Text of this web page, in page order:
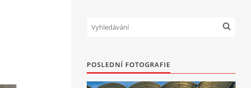
POSLEDNÍ FOTOGRAFIE